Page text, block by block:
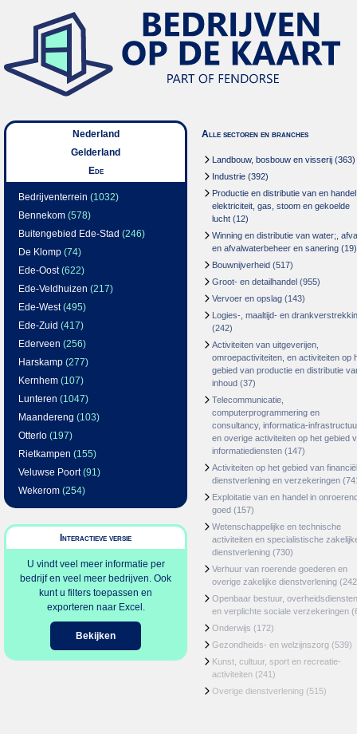
Nederland
Gelderland
Ede
Bedrijventerrein (1032)
Bennekom (578)
Buitengebied Ede-Stad (246)
De Klomp (74)
Ede-Oost(622)
Ede-Veldhuizen (217)
Ede-West(495)
Ede-Zuid (417)
Ederveen (256)
Harskamp (277)
Kernhem (107)
Lunteren (1047)
Maandereng (103)
Otterlo (197)
Rietkampen (155)
Veluwse Poort(91)
Wekerom (254)
Interactieve versie
U vindt veel meer informatie per
bedrijf en veel meer bedrijven. Ook
kunt u filters toepassen en
exporteren naar Excel.
Bekijken
Alle sectoren en branches
Landbouw, bosbouw en visserij (363)
Industrie (392)
Productie en distributie van en
elektriciteit, gas, stoom en gekoelde
lucht (12)
Winning en distributie van water;,
en afvalwaterbeheer en sanering (19)
Bouwnijverheid (517)
Groot- en detailhandel (955)
Vervoer en opslag (143)
Logies-, maaltijd- en
(242)
Activiteiten van uitgeverijen,
omroepactiviteiten, en activiteiten op
gebied van productie en distributie
inhoud (37)
Telecommunicatie,
computerprogrammering en
consultancy, informatica-
en overige activiteiten op het gebied
informatiediensten (147)
Activiteiten op het gebied van
dienstverlening en verzekeringen
Exploitatie van en handel in
goed (157)
Wetenschappelijke en technische
activiteiten en specialistische
dienstverlening (730)
Verhuur van roerende goederen en
overige zakelijke dienstverlening
Openbaar bestuur, overheidsdiensten
en verplichte sociale verzekeringen
Onderwijs (172)
Gezondheids- en welzijnszorg (539)
Kunst, cultuur, sport en recreatie-
activiteiten (241)
Overige dienstverlening (515)